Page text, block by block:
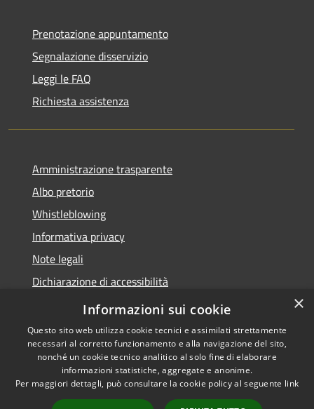
Prenotazione appuntamento
Segnalazione disservizio
Leggi le FAQ
Richiesta assistenza
Amministrazione trasparente
Albo pretorio
Whistleblowing
Informativa privacy
Note legali
Dichiarazione di accessibilità
Obiettivi di accessibilità 2026
Accessibilità
Copyright © 2026 • Comune di
Rubano • Powered by
×
Informazioni sui cookie
Questo sito web utilizza cookie tecnici e assimilati strettamente
necessari al corretto funzionamento e alla navigazione del sito,
nonché un cookie tecnico analitico al solo fine di elaborare
informazioni statistiche, aggregate e anonime.
Per maggiori dettagli, può consultare la cookie policy al seguente link